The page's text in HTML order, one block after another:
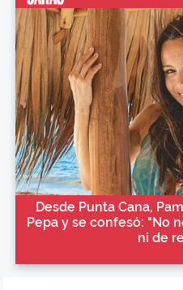
Desde Punta Cana,
Pepa y se confesó: "No
ni de